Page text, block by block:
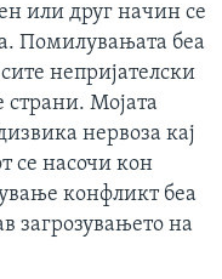
или друг начин се
Помилувањата беа
непријателски
страни. Мојата
нервоза кај
се насочи кон
конфликт беа
загрозувањето на